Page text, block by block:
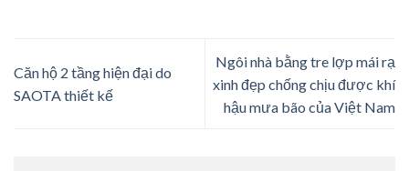
Căn hộ 2 tầng hiện đại do
SAOTA thiết kế
Ngôi nhà bằng tre lợp mái rạ
xinh đẹp chống chịu được khí
hậu mưa bão của Việt Nam